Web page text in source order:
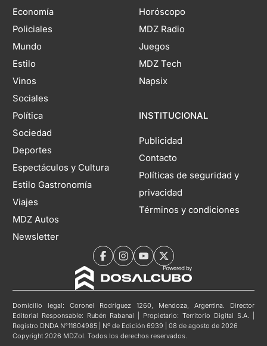
Economía
Policiales
Mundo
Estilo
Vinos
Sociales
Política
Sociedad
Deportes
Espectáculos y Cultura
Estilo Gastronomía
Viajes
MDZ Autos
Newsletter
Horóscopo
MDZ Radio
Juegos
MDZ Tech
Napsix
INSTITUCIONAL
Publicidad
Contacto
Políticas de seguridad y
privacidad
Términos y condiciones
Domicilio legal: Coronel Rodríguez 1260, Mendoza, Argentina. Director
Editorial Responsable: Rubén Rabanal | Propietario: Territorio Digital S.A. |
Registro DNDA N°11804985 | Nº de Edición 6939 | 08 de agosto de 2026
Copyright 2026 MDZol. Todos los derechos reservados.